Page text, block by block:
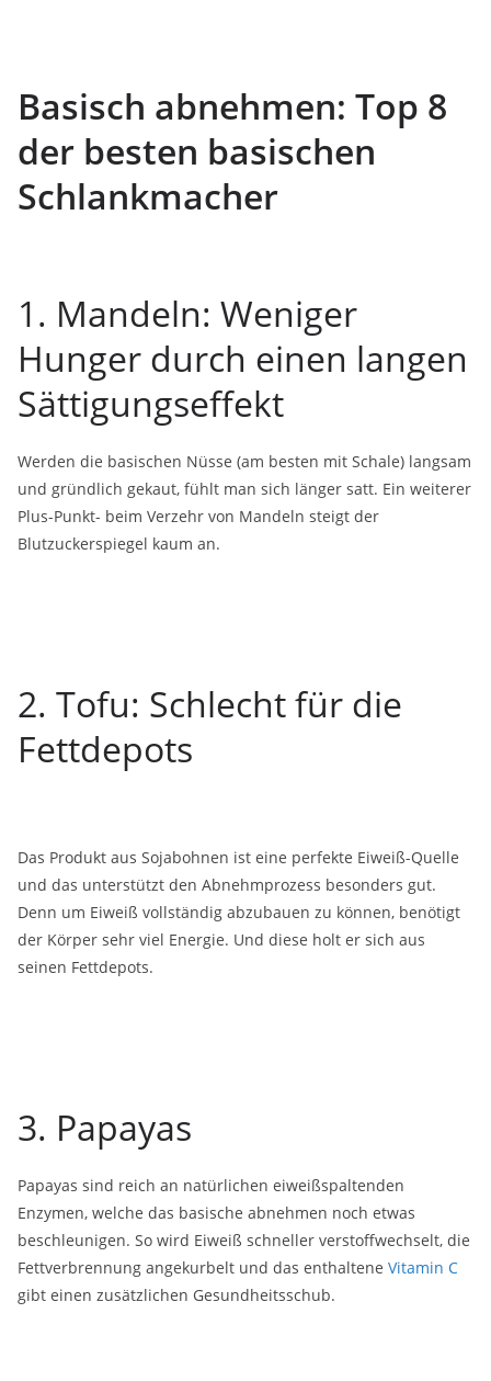
Basisch abnehmen: Top 8
der besten basischen
Schlankmacher
1. Mandeln: Weniger
Hunger durch einen langen
Sättigungseffekt
Werden die basischen Nüsse (am besten mit Schale) langsam
und gründlich gekaut, fühlt man sich länger satt. Ein weiterer
Plus-Punkt- beim Verzehr von Mandeln steigt der
Blutzuckerspiegel kaum an.
2. Tofu: Schlecht für die
Fettdepots
Das Produkt aus Sojabohnen ist eine perfekte Eiweiß-Quelle
und das unterstützt den Abnehmprozess besonders gut.
Denn um Eiweiß vollständig abzubauen zu können, benötigt
der Körper sehr viel Energie. Und diese holt er sich aus
seinen Fettdepots.
3. Papayas
Papayas sind reich an natürlichen eiweißspaltenden
Enzymen, welche das basische abnehmen noch etwas
beschleunigen. So wird Eiweiß schneller verstoffwechselt, die
Fettverbrennung angekurbelt und das enthaltene Vitamin C
gibt einen zusätzlichen Gesundheitsschub.